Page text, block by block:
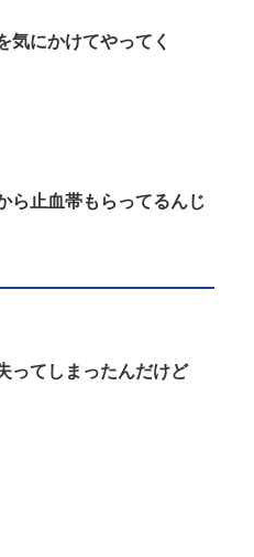
気にかけてやってく
ら止血帯もらってるんじ
ってしまったんだけど